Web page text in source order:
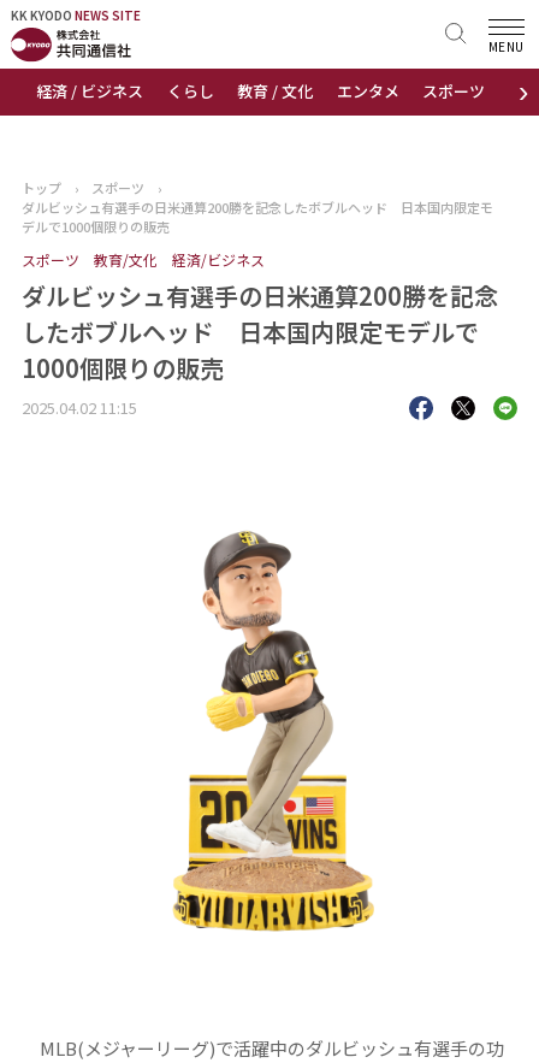
KK KYODO NEWS SITE
›
経済 / ビジネス くらし 教育 / 文化 エンタメ スポーツ 地域
MENU
KK KYODONEWS SITE
トップページ
ニュース
おすすめコンテンツ
出版物
会社概要
トップ › スポーツ
›
ダルビッシュ有選手の日米通算200勝を記念したボブルヘッド 日本国内限定モ
デルで1000個限りの販売
スポーツ 教育/文化 経済/ビジネス
ダルビッシュ有選手の日米通算200勝を記念
したボブルヘッド 日本国内限定モデルで
1000個限りの販売
2025.04.02 11:15
MLB(メジャーリーグ)で活躍中のダルビッシュ有選手の功